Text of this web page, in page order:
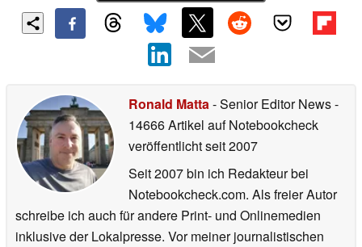
Ronald Matta- Senior Editor News-
14666 Artikel auf Notebookcheck
veröffentlichtseit 2007
Seit 2007 bin ich Redakteur bei
Notebookcheck.com. Als freier Autor
schreibe ich auch für andere Print- und Onlinemedien
inklusive der Lokalpresse. Vor meiner journalistischen